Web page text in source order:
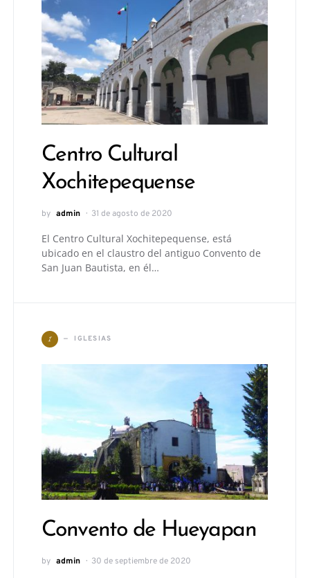
Centro Cultural
Xochitepequense
by admin 31 de agosto de 2020
El Centro Cultural Xochitepequense, está
ubicado en el claustro del antiguo Convento de
San Juan Bautista, en él…
I IGLESIAS
Convento de Hueyapan
by admin 30 de septiembre de 2020